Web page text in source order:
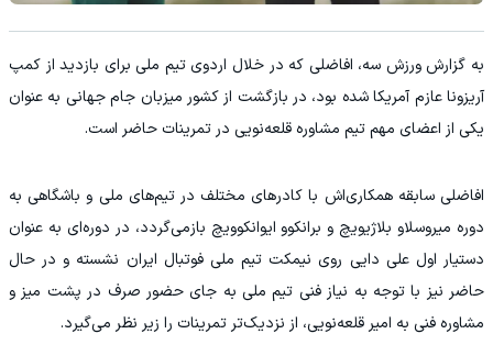
به گزارش ورزش سه، افاضلی که در خلال اردوی تیم ملی برای بازدید از کمپ
آریزونا عازم آمریکا شده بود، در بازگشت از کشور میزبان جام جهانی به عنوان
یکی از اعضای مهم تیم مشاوره قلعه‌نویی در تمرینات حاضر است.
افاضلی سابقه همکاری‌اش با کادرهای مختلف در تیم‌های ملی و باشگاهی به
دوره میروسلاو بلاژیویچ و برانکوو ایوانکوویچ بازمی‌گردد، در دوره‌ای به عنوان
دستیار اول علی دایی روی نیمکت تیم ملی فوتبال ایران نشسته و در حال
حاضر نیز با توجه به نیاز فنی تیم ملی به جای حضور صرف در پشت میز و
مشاوره فنی به امیر قلعه‌نویی، از نزدیک‌تر تمرینات را زیر نظر می‌گیرد.